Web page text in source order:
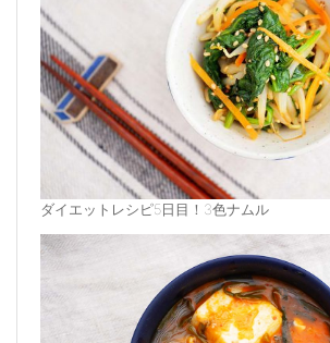
ダイエットレシピ5日目！3色ナムル